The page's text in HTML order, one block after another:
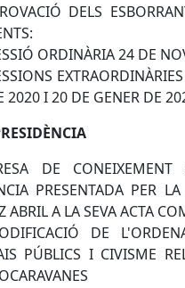
DELS
ORDINÀRIA 24 DE
2020 I 20 DE GENER DE
DE
PRESENTADA PER
ABRIL A LA SEVA ACTA
DE
PÚBLICS I CIVISME